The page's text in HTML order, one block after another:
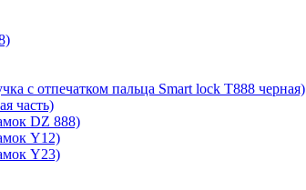
с отпечатком пальца Smart lock T888 черная)
часть)
DZ 888)
Y12)
Y23)